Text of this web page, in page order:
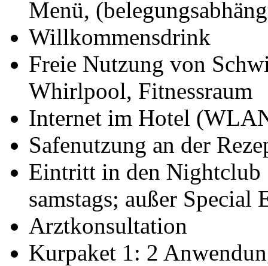
Menü,
Willkommensdrink
Freie Nutzung von
Whirlpool, Fitnessraum
Internet im Hotel
Safenutzung an der
Eintritt in den Nightclub
samstags; außer Special
Arztkonsultation
Kurpaket 1: 2